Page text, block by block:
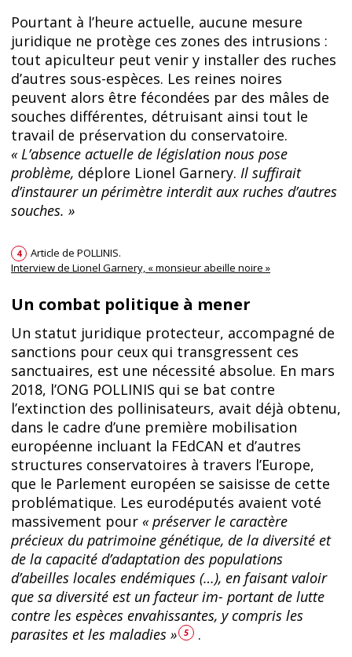
Pourtant à l’heure actuelle, aucune mesure
juridique ne protège ces zones des intrusions :
tout apiculteur peut venir y installer des ruches
d’autres sous-espèces. Les reines noires
peuvent alors être fécondées par des mâles de
souches différentes, détruisant ainsi tout le
travail de préservation du conservatoire.
« L’absence actuelle de législation nous pose
problème, déplore Lionel Garnery. Il suffirait
d’instaurer un périmètre interdit aux ruches d’autres
souches. »
4
Article de POLLINIS.
Interview de Lionel Garnery, « monsieur abeille noire »
Un combat politique à mener
Un statut juridique protecteur, accompagné de
sanctions pour ceux qui transgressent ces
sanctuaires, est une nécessité absolue. En mars
2018, l’ONG POLLINIS qui se bat contre
l’extinction des pollinisateurs, avait déjà obtenu,
dans le cadre d’une première mobilisation
européenne incluant la FEdCAN et d’autres
structures conservatoires à travers l’Europe,
que le Parlement européen se saisisse de cette
problématique. Les eurodéputés avaient voté
massivement pour « préserver le caractère
précieux du patrimoine génétique, de la diversité et
de la capacité d’adaptation des populations
d’abeilles locales endémiques (…), en faisant valoir
que sa diversité est un facteur im- portant de lutte
contre les espèces envahissantes, y compris les
parasites et les maladies » 5
.